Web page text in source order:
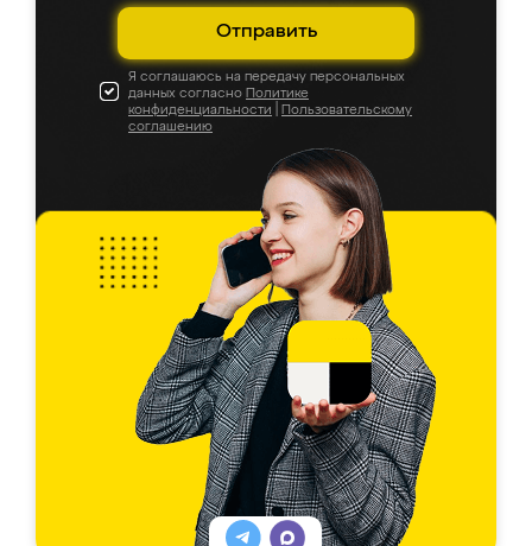
Отправить
Я соглашаюсь на передачу персональных
данных согласно Политике
конфиденциальности
Пользовательскому
соглашению